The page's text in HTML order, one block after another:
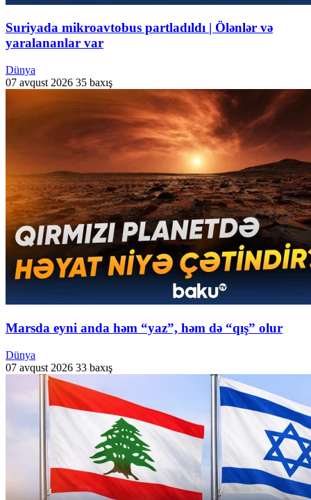
Suriyada mikroavtobus partladıldı | Ölənlər və
yaralananlar var
Dünya
07 avqust 2026 35 baxış
Marsda eyni anda həm “yaz”, həm də “qış” olur
Dünya
07 avqust 2026 33 baxış